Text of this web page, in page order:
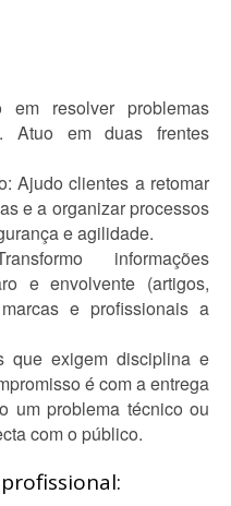
resolver problemas
Atuo em duas frentes
Ajudo clientes a retomar
e a organizar processos
e agilidade.
informações
e envolvente (artigos,
e profissionais a
que exigem disciplina e
é com a entrega
um problema técnico ou
com o público.